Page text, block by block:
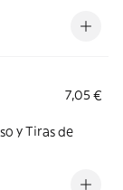
7,05 €
y Tiras de